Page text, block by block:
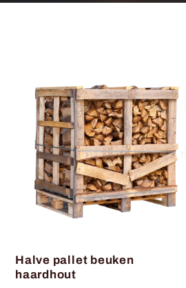
Halve pallet beuken
haardhout